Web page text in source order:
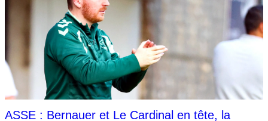
ASSE : Bernauer et Le Cardinal en tête, la